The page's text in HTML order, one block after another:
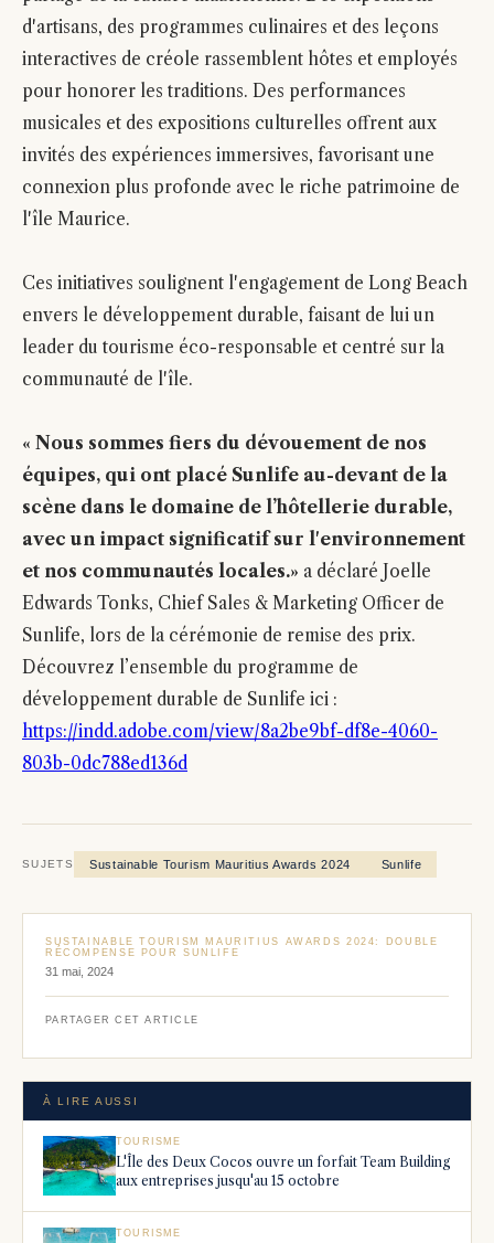
d'artisans, des programmes culinaires et des leçons
interactives de créole rassemblent hôtes et employés
pour honorer les traditions. Des performances
musicales et des expositions culturelles offrent aux
invités des expériences immersives, favorisant une
connexion plus profonde avec le riche patrimoine de
l'île Maurice.
Ces initiatives soulignent l'engagement de Long Beach
envers le développement durable, faisant de lui un
leader du tourisme éco-responsable et centré sur la
communauté de l'île.
« Nous sommes fiers du dévouement de nos
équipes, qui ont placé Sunlife au-devant de la
scène dans le domaine de l’hôtellerie durable,
avec un impact significatif sur l'environnement
et nos communautés locales.» a déclaré Joelle
Edwards Tonks, Chief Sales & Marketing Officer de
Sunlife, lors de la cérémonie de remise des prix.
Découvrez l’ensemble du programme de
développement durable de Sunlife ici :
https://indd.adobe.com/view/8a2be9bf-df8e-4060-
803b-0dc788ed136d
SUJETS Sustainable Tourism Mauritius Awards 2024 Sunlife
SUSTAINABLE TOURISM MAURITIUS AWARDS 2024: DOUBLE
RÉCOMPENSE POUR SUNLIFE
31 mai, 2024
PARTAGER CET ARTICLE
À LIRE AUSSI
TOURISME
L'Île des Deux Cocos ouvre un forfait Team Building
aux entreprises jusqu'au 15 octobre
TOURISME